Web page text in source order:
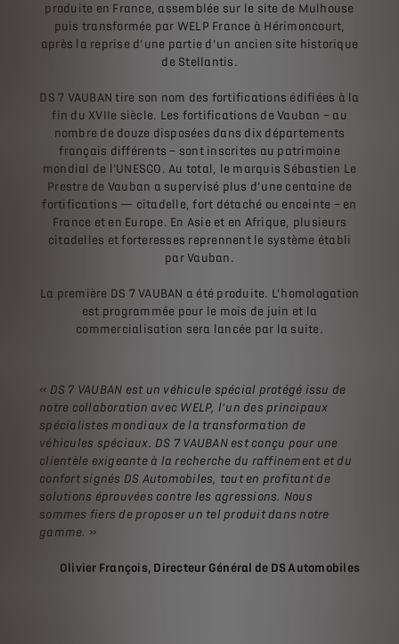
produite en France, assemblée sur le site de Mulhouse
puis transformée par WELP France à Hérimoncourt,
après la reprise d’une partie d’un ancien site historique
de Stellantis.
DS 7 VAUBAN tire son nom des fortifications édifiées à la
fin du XVIIe siècle. Les fortifications de Vauban – au
nombre de douze disposées dans dix départements
français différents – sont inscrites au patrimoine
mondial de l’UNESCO. Au total, le marquis Sébastien Le
Prestre de Vauban a supervisé plus d’une centaine de
fortifications — citadelle, fort détaché ou enceinte – en
France et en Europe. En Asie et en Afrique, plusieurs
citadelles et forteresses reprennent le système établi
par Vauban.
La première DS 7 VAUBAN a été produite. L’homologation
est programmée pour le mois de juin et la
commercialisation sera lancée par la suite.
« DS 7 VAUBAN est un véhicule spécial protégé issu de
notre collaboration avec WELP, l’un des principaux
spécialistes mondiaux de la transformation de
véhicules spéciaux. DS 7 VAUBAN est conçu pour une
clientèle exigeante à la recherche du raffinement et du
confort signés DS Automobiles, tout en profitant de
solutions éprouvées contre les agressions. Nous
sommes fiers de proposer un tel produit dans notre
gamme. »
Olivier François, Directeur Général de DS Automobiles